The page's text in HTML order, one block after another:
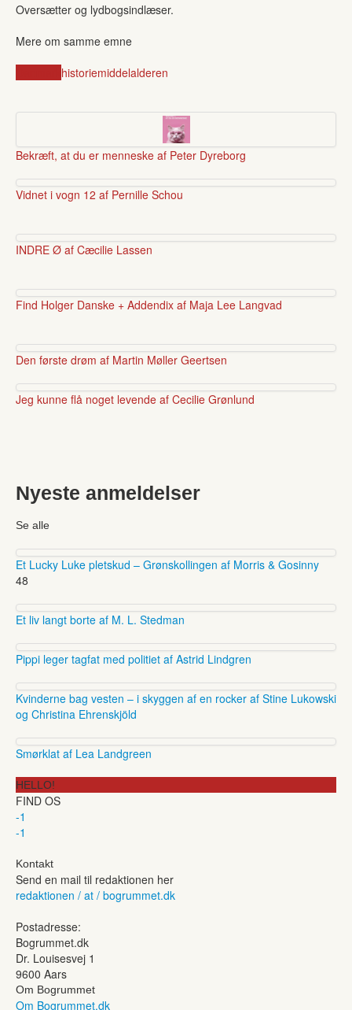
Oversætter og lydbogsindlæser.
Mere om samme emne
historiemiddelalderen
Bekræft, at du er menneske af Peter Dyreborg
Vidnet i vogn 12 af Pernille Schou
INDRE Ø af Cæcilie Lassen
Find Holger Danske + Addendix af Maja Lee Langvad
Den første drøm af Martin Møller Geertsen
Jeg kunne flå noget levende af Cecilie Grønlund
Nyeste anmeldelser
Se alle
Et Lucky Luke pletskud – Grønskollingen af Morris & Gosinny
48
Et liv langt borte af M. L. Stedman
Pippi leger tagfat med politiet af Astrid Lindgren
Kvinderne bag vesten – i skyggen af en rocker af Stine Lukowski
og Christina Ehrenskjöld
Smørklat af Lea Landgreen
HELLO!
FIND OS
-1
-1
Kontakt
Send en mail til redaktionen her
redaktionen / at / bogrummet.dk
Postadresse:
Bogrummet.dk
Dr. Louisesvej 1
9600 Aars
Om Bogrummet
Om Bogrummet.dk